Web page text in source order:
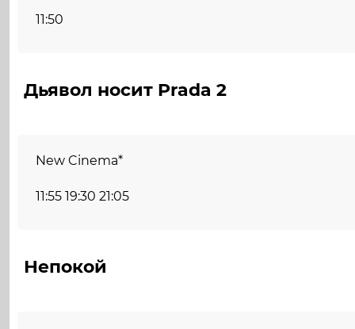
11:50
Дьявол носит Prada 2
New Cinema*
11:55 19:30 21:05
Непокой